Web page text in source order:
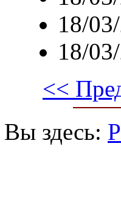
18/
18/
<<
Вы здесь: